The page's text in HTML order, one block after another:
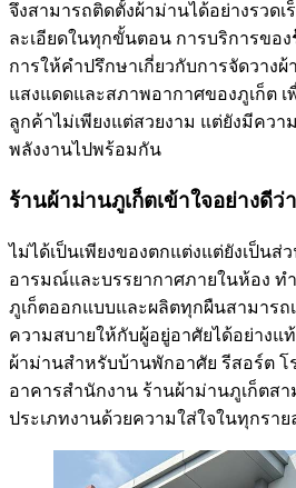
จึงสามารถติดตั้งผ้าม่านได้อย่างรวดเ
ละเอียดในทุกขั้นตอน การบริการของ
การให้คำปรึกษาเกี่ยวกับการจัดวาง
แสงแดดและสภาพอากาศของภูเก็ต
ลูกค้าไม่เพียงแต่สวยงาม แต่ยังมีควา
พลังงานไปพร้อมกัน
ร้านผ้าม่านภูเก็ตเข้าใจอย่างดีว่
ไม่ได้เป็นเพียงของตกแต่งแต่ยังเป็น
อารมณ์และบรรยากาศภายในห้อง ท
ภูเก็ตออกแบบและผลิตทุกผืนสามารถ
ความสบายให้กับผู้อยู่อาศัยได้อย่างแ
ผ้าม่านสำหรับบ้านพักอาศัย รีสอร์ต โ
อาคารสำนักงาน ร้านผ้าม่านภูเก็ตส
ประเภทงานด้วยความใส่ใจในทุกราย